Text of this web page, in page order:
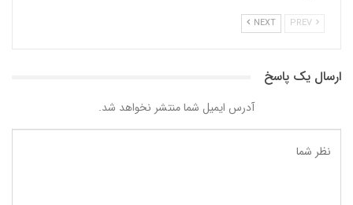
NEXT
ارسال یک پاسخ
آدرس ایمیل شما منتشر نخواهد شد.